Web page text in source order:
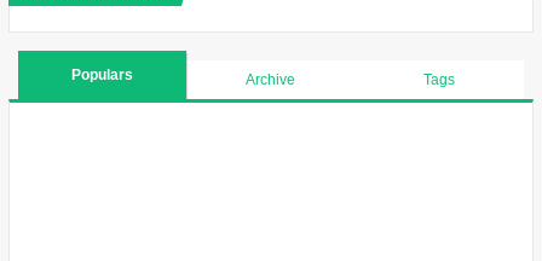
Populars Archive Tags